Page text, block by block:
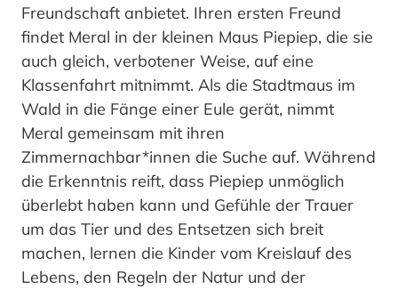
Freundschaft anbietet. Ihren ersten Freund
findet Meral in der kleinen Maus Piepiep, die sie
auch gleich, verbotener Weise, auf eine
Klassenfahrt mitnimmt. Als die Stadtmaus im
Wald in die Fänge einer Eule gerät, nimmt
Meral gemeinsam mit ihren
Zimmernachbar*innen die Suche auf. Während
die Erkenntnis reift, dass Piepiep unmöglich
überlebt haben kann und Gefühle der Trauer
um das Tier und des Entsetzen sich breit
machen, lernen die Kinder vom Kreislauf des
Lebens, den Regeln der Natur und der